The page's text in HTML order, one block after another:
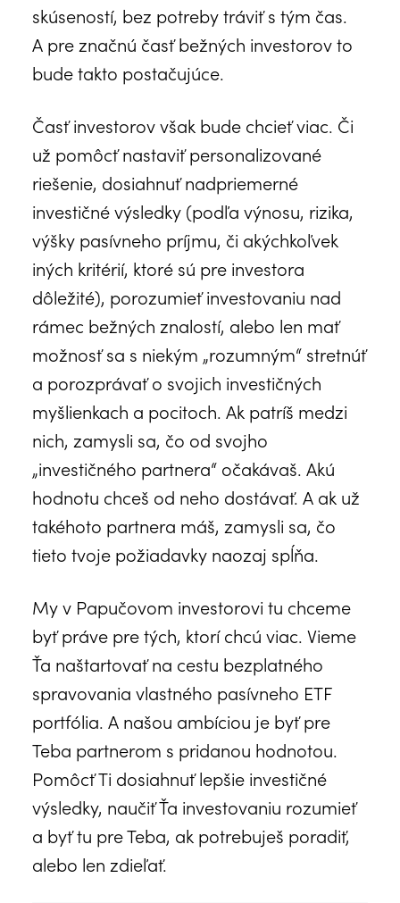
skúseností, bez potreby tráviť s tým čas.
A pre značnú časť bežných investorov to
bude takto postačujúce.
Časť investorov však bude chcieť viac. Či
už pomôcť nastaviť personalizované
riešenie, dosiahnuť nadpriemerné
investičné výsledky (podľa výnosu, rizika,
výšky pasívneho príjmu, či akýchkoľvek
iných kritérií, ktoré sú pre investora
dôležité), porozumieť investovaniu nad
rámec bežných znalostí, alebo len mať
možnosť sa s niekým „rozumným“ stretnúť
a porozprávať o svojich investičných
myšlienkach a pocitoch. Ak patríš medzi
nich, zamysli sa, čo od svojho
„investičného partnera“ očakávaš. Akú
hodnotu chceš od neho dostávať. A ak už
takéhoto partnera máš, zamysli sa, čo
tieto tvoje požiadavky naozaj spĺňa.
My v Papučovom investorovi tu chceme
byť práve pre tých, ktorí chcú viac. Vieme
Ťa naštartovať na cestu bezplatného
spravovania vlastného pasívneho ETF
portfólia. A našou ambíciou je byť pre
Teba partnerom s pridanou hodnotou.
Pomôcť Ti dosiahnuť lepšie investičné
výsledky, naučiť Ťa investovaniu rozumieť
a byť tu pre Teba, ak potrebuješ poradiť,
alebo len zdieľať.